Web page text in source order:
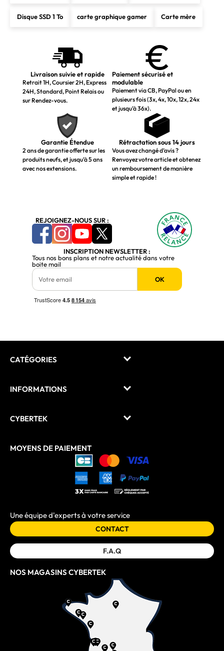
Disque SSD 1 To carte graphique gamer Carte mère
Livraison suivie et rapide
Retrait 1H, Coursier 2H, Express
24H, Standard, Point Relais ou
sur Rendez-vous.
Paiement sécurisé et
modulable
Paiement via CB, PayPal ou en
plusieurs fois (3x, 4x, 10x, 12x, 24x
et jusqu’à 36x).
Garantie Étendue
2 ans de garantie offerte sur les
produits neufs, et jusqu’à 5 ans
avec nos extensions.
Rétractation sous 14 jours
Vous avez changé d’avis ?
Renvoyez votre article et obtenez
un remboursement de manière
simple et rapide !
REJOIGNEZ-NOUS SUR :
INSCRIPTION NEWSLETTER :
Tous nos bons plans et notre actualité dans votre
boite mail
OK
CATÉGORIES
INFORMATIONS
CYBERTEK
MOYENS DE PAIEMENT
Une équipe d'experts à votre service
CONTACT
F.A.Q
NOS MAGASINS CYBERTEK